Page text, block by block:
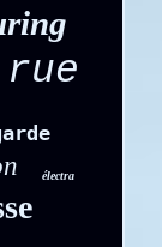
rue
électra